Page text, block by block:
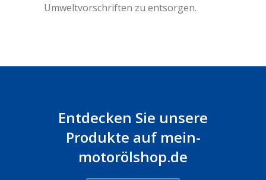
Umweltvorschriften zu entsorgen.
Entdecken Sie unsere
Produkte auf mein-
motorölshop.de